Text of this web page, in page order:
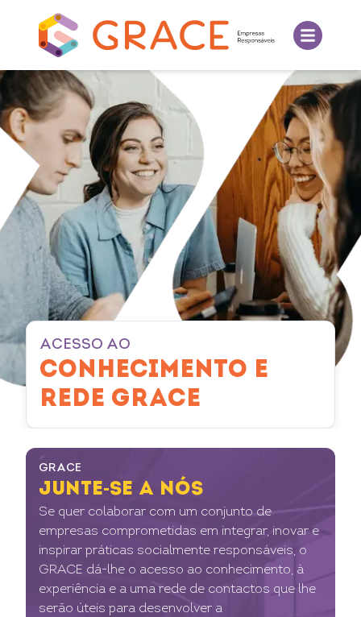
ACESSO AO
CONHECIMENTO E
REDE GRACE
GRACE
JUNTE-SE A NÓS
Se quer colaborar com um conjunto de
empresas comprometidas em integrar, inovar e
inspirar práticas socialmente responsáveis, o
GRACE dá-lhe o acesso ao conhecimento, à
experiência e a uma rede de contactos que lhe
serão úteis para desenvolver a